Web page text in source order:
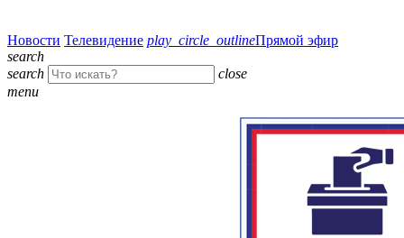
Новости Телевидение play_circle_outlineПрямой эфир
search
search
close
menu